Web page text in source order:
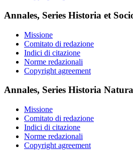
Annales, Series Historia et
Missione
Comitato di redazione
Indici di citazione
Norme redazionali
Copyright agreement
Annales, Series Historia
Missione
Comitato di redazione
Indici di citazione
Norme redazionali
Copyright agreement